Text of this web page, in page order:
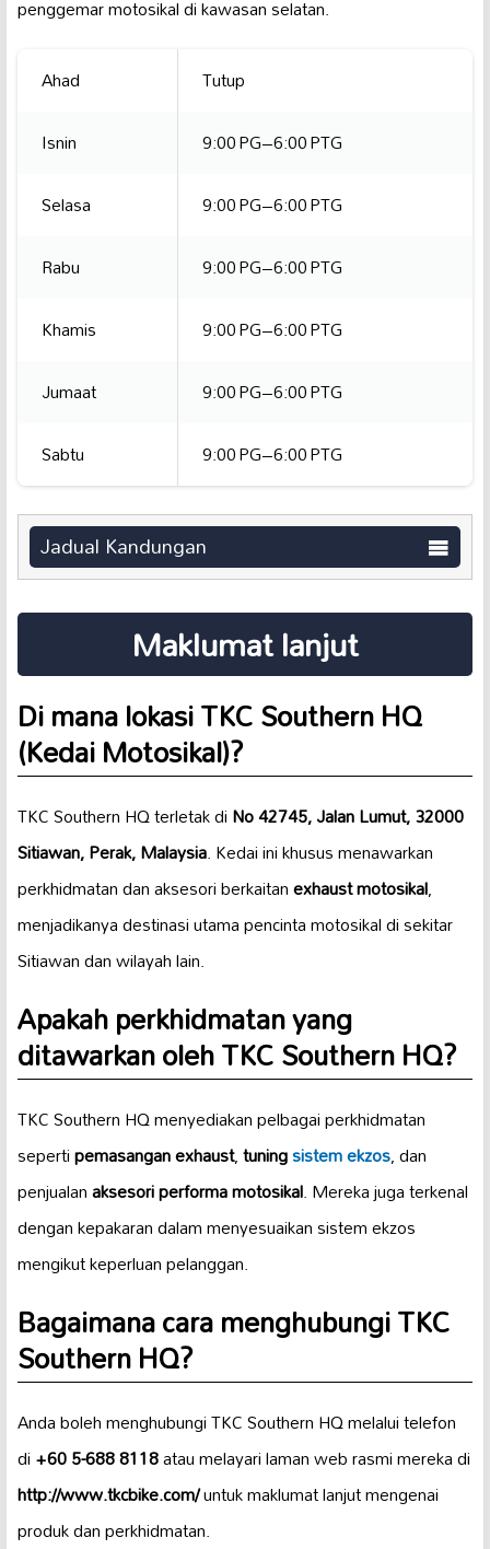
penggemar motosikal di kawasan selatan.
Ahad
Tutup
Isnin
9:00 PG–6:00 PTG
Selasa
9:00 PG–6:00 PTG
Rabu
9:00 PG–6:00 PTG
Khamis
9:00 PG–6:00 PTG
Jumaat
9:00 PG–6:00 PTG
Sabtu
9:00 PG–6:00 PTG
Jadual Kandungan
Maklumat lanjut
Di mana lokasi TKC Southern HQ
(Kedai Motosikal)?
TKC Southern HQ terletak diNo 42745, Jalan Lumut, 32000
Sitiawan, Perak, Malaysia. Kedai ini khusus menawarkan
perkhidmatan dan aksesori berkaitanexhaust motosikal,
menjadikanya destinasi utama pencinta motosikal di sekitar
Sitiawan dan wilayah lain.
Apakah perkhidmatan yang
ditawarkan oleh TKC Southern HQ?
TKC Southern HQ menyediakan pelbagai perkhidmatan
sepertipemasangan exhaust,tuningsistem ekzos, dan
penjualanaksesori performa motosikal. Mereka juga terkenal
dengan kepakaran dalam menyesuaikan sistem ekzos
mengikut keperluan pelanggan.
Bagaimana cara menghubungi TKC
Southern HQ?
Anda boleh menghubungi TKC Southern HQ melalui telefon
di+60 5-688 8118atau melayari laman web rasmi mereka di
http://www.tkcbike.com/untuk maklumat lanjut mengenai
produk dan perkhidmatan.